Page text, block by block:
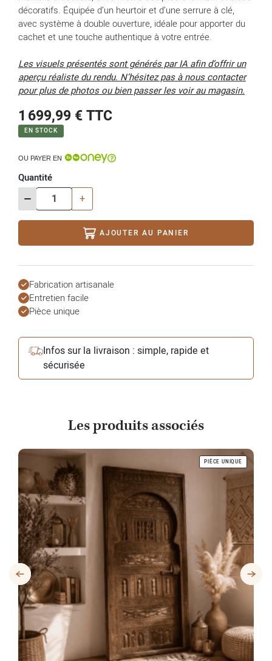
décoratifs. Équipée d’un heurtoir et d’une serrure à clé,
avec système à double ouverture, idéale pour apporter du
cachet et une touche authentique à votre entrée.
Les visuels présentés sont générés par IA afin d’offrir un
aperçu réaliste du rendu. N’hésitez pas à nous contacter
pour plus de photos ou bien passer les voir au magasin.
1 699,99 €TTC
EN STOCK
OU PAYER EN
Quantité
- +
AJOUTER AU PANIER
Fabrication artisanale
Entretien facile
Pièce unique
Infos sur la livraison : simple, rapide et
sécurisée
Les produits associés
PIÈCE UNIQUE